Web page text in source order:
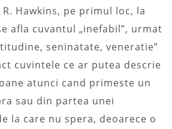
Hawkins, pe primul loc, la
afla cuvantul „inefabil”, urmat
seninatate, veneratie”
cuvintele ce ar putea descrie
atunci cand primeste un
sau din partea unei
la care nu spera, deoarece o